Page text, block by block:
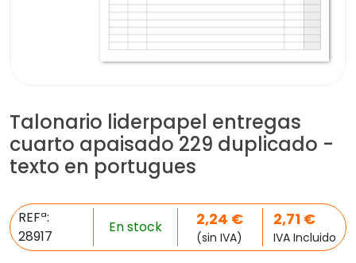
Talonario liderpapel entregas
cuarto apaisado 229 duplicado -
texto en portugues
REFª:
28917
En stock 2,24 €
(sin IVA)
2,71 €
IVA Incluido